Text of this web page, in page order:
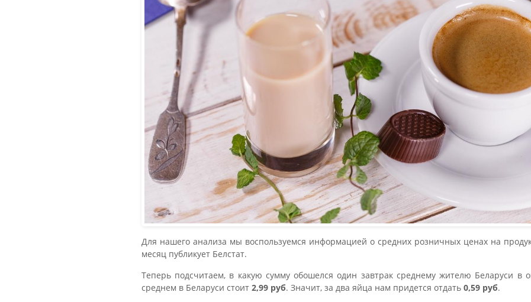
Для нашего анализа мы воспользуемся информацией о средних розничных ценах на
месяц публикует Белстат.
Теперь подсчитаем, в какую сумму обошелся один завтрак среднему жителю Беларуси в
среднем в Беларуси стоит 2,99 руб. Значит, за два яйца нам придется отдать 0,59 руб.